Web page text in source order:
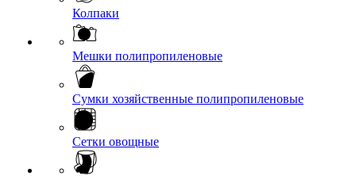
Колпаки
Мешки полипропиленовые
Сумки хозяйственные полипропиленовые
Сетки овощные